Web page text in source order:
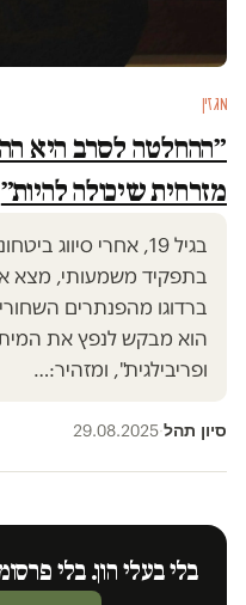
מגזין
״ההחלטה לסרב היא
מזרחית שיכולה להיות״
בגיל 19, אחרי סיווג
בתפקיד משמעותי, מצא
ברדוגו מהפנתרים
הוא מבקש לנפץ את
ופריבילגית", ומזהיר:…
סיון תהל·
29.08.2025
בלי בעלי הון. בלי